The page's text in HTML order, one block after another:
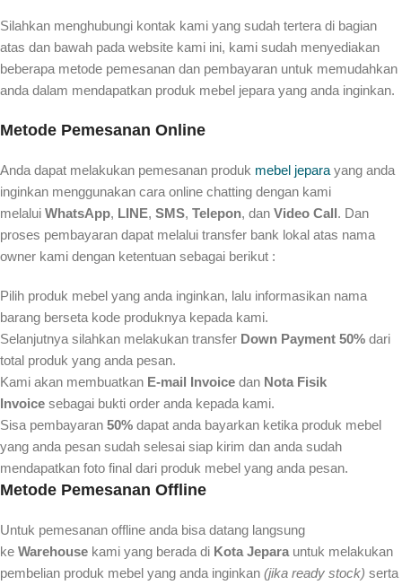
Silahkan menghubungi kontak kami yang sudah tertera di bagian
atas dan bawah pada website kami ini, kami sudah menyediakan
beberapa metode pemesanan dan pembayaran untuk memudahkan
anda dalam mendapatkan produk mebel jepara yang anda inginkan.
Metode Pemesanan Online
Anda dapat melakukan pemesanan produk mebel jepara yang anda
inginkan menggunakan cara online chatting dengan kami
melalui WhatsApp, LINE, SMS, Telepon, dan Video Call. Dan
proses pembayaran dapat melalui transfer bank lokal atas nama
owner kami dengan ketentuan sebagai berikut :
Pilih produk mebel yang anda inginkan, lalu informasikan nama
barang berseta kode produknya kepada kami.
Selanjutnya silahkan melakukan transfer Down Payment 50% dari
total produk yang anda pesan.
Kami akan membuatkan E-mail Invoice dan Nota Fisik
Invoice sebagai bukti order anda kepada kami.
Sisa pembayaran 50% dapat anda bayarkan ketika produk mebel
yang anda pesan sudah selesai siap kirim dan anda sudah
mendapatkan foto final dari produk mebel yang anda pesan.
Metode Pemesanan Offline
Untuk pemesanan offline anda bisa datang langsung
ke Warehouse kami yang berada di Kota Jepara untuk melakukan
pembelian produk mebel yang anda inginkan (jika ready stock) serta